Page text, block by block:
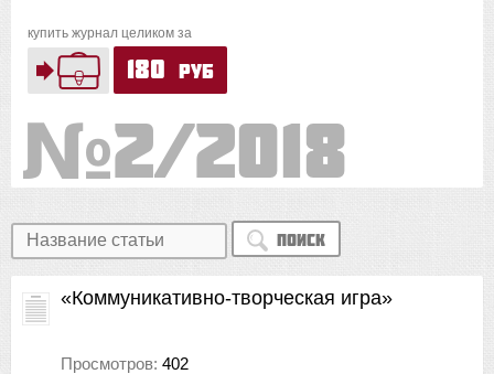
купить журнал целиком за
180 руб
2/2018
Поиск
«Коммуникативно-творческая игра»
Просмотров: 402